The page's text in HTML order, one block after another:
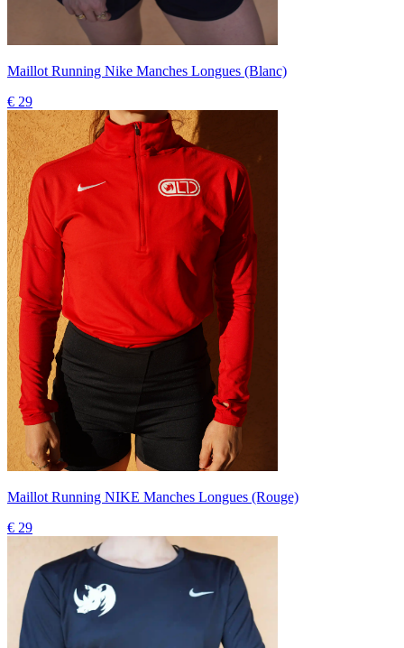
Maillot Running Nike Manches Longues (Blanc)
€ 29
Maillot Running NIKE Manches Longues (Rouge)
€ 29